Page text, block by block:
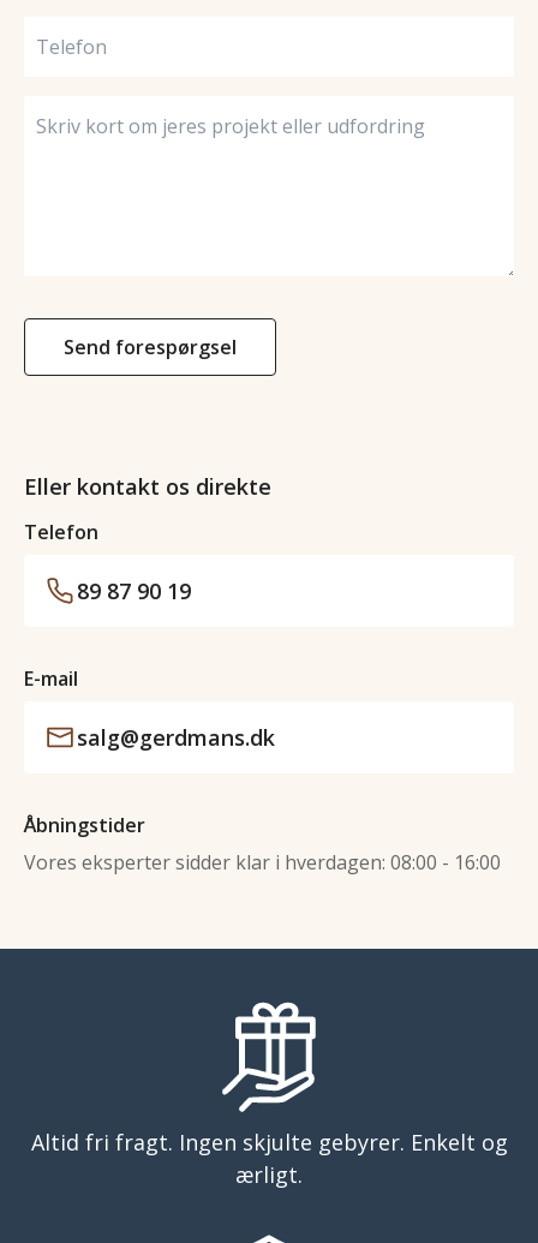
Send forespørgsel
Eller kontakt os direkte
Telefon
89 87 90 19
E-mail
salg@gerdmans.dk
Åbningstider
Vores eksperter sidder klar i hverdagen: 08:00 - 16:00
Altid fri fragt. Ingen skjulte gebyrer. Enkelt og
ærligt.